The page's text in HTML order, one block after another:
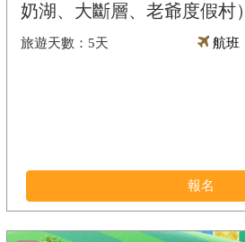
奶湖、大斷層、老爺度假村）
5天 航班
報名